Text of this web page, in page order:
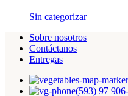
Sin categorizar
Sobre nosotros
Contáctanos
Entregas
(593) 97